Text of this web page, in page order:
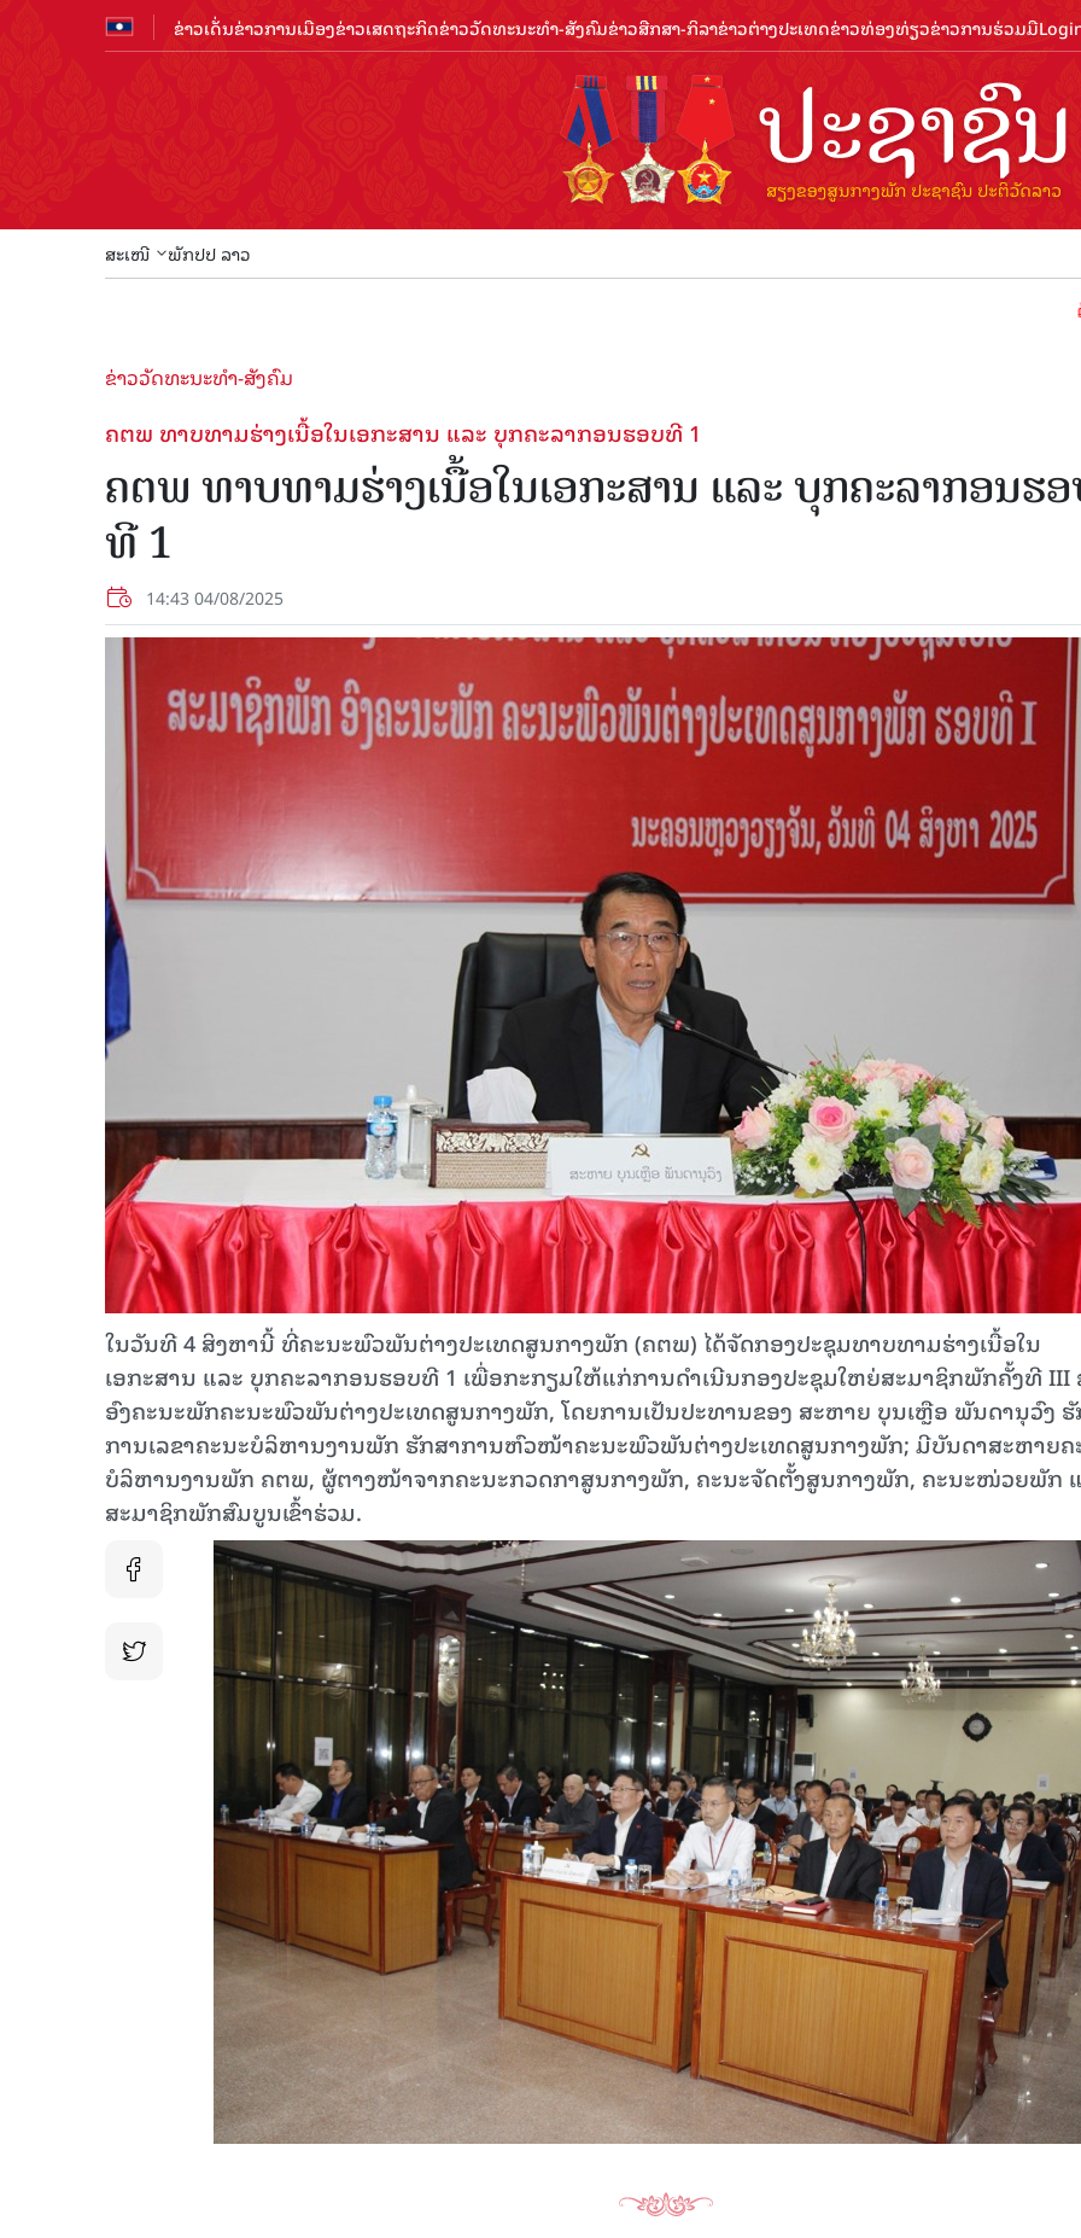
ຂ່າວເດັ່ນຂ່າວການເມືອງຂ່າວເສດຖະກິດຂ່າວວັດທະນະທຳ-ສັງຄົມຂ່າວສືກສາ-ກິລາຂ່າວຕ່າງປະເທດຂ່າວທ່ອງທ່ຽວຂ່າວການຮ່ວມມື
ສະເໜີ ພັກປປ ລາວ
ຕ້ອນຮັບປີ
ຂ່າວວັດທະນະທຳ-ສັງຄົມ
ຄຕພ ທາບທາມຮ່າງເນື້ອໃນເອກະສານ ແລະ ບຸກຄະລາກອນຮອບທີ 1
ຄຕພ ທາບທາມຮ່າງເນື້ອໃນເອກະສານ ແລະ ບຸກຄະລາກອນຮ
ທີ 1
14:43 04/08/2025
ໃນວັນທີ 4 ສິງຫານີ້ ທີ່ຄະນະພົວພັນຕ່າງປະເທດສູນກາງພັກ (ຄຕພ) ໄດ້ຈັດກອງປະຊຸມທາບທາມຮ່າງເນື້ອໃນ
ເອກະສານ ແລະ ບຸກຄະລາກອນຮອບທີ 1 ເພື່ອກະກຽມໃຫ້ແກ່ການດໍາເນີນກອງປະຊຸມໃຫຍ່ສະມາຊິກພັກຄັ້ງທີ III
ອົງຄະນະພັກຄະນະພົວພັນຕ່າງປະເທດສູນກາງພັກ, ໂດຍການເປັນປະທານຂອງ ສະຫາຍ ບຸນເຫຼືອ ພັນດານຸວົງ ຮັ
ການເລຂາຄະນະບໍລິຫານງານພັກ ຮັກສາການຫົວໜ້າຄະນະພົວພັນຕ່າງປະເທດສູນກາງພັກ; ມີບັນດາສະຫາຍຄ
ບໍລິຫານງານພັກ ຄຕພ, ຜູ້ຕາງໜ້າຈາກຄະນະກວດກາສູນກາງພັກ, ຄະນະຈັດຕັ້ງສູນກາງພັກ, ຄະນະໜ່ວຍພັກ
ສະມາຊິກພັກສົມບູນເຂົ້າຮ່ວມ.
15.040(07-08-